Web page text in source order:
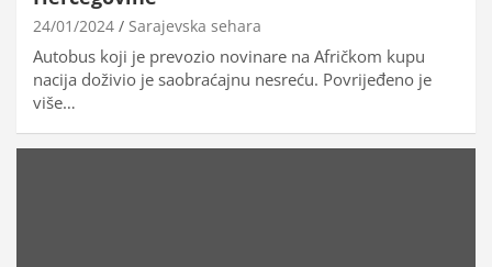
24/01/2024 Sarajevska sehara
Autobus koji je prevozio novinare na Afričkom kupu
nacija doživio je saobraćajnu nesreću. Povrijeđeno je
više…